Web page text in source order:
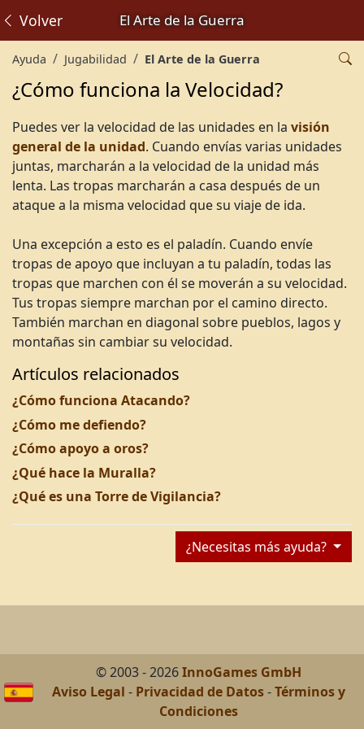
El Arte de la Guerra
Volver
Ayuda Jugabilidad El Arte de la Guerra
¿Cómo funciona la Velocidad?
Puedes ver la velocidad de las unidades en la visión
general de la unidad. Cuando envías varias unidades
juntas, marcharán a la velocidad de la unidad más
lenta. Las tropas marcharán a casa después de un
ataque a la misma velocidad que su viaje de ida.
Una excepción a esto es el paladín. Cuando envíe
tropas de apoyo que incluyan a tu paladín, todas las
tropas que marchen con él se moverán a su velocidad.
Tus tropas siempre marchan por el camino directo.
También marchan en diagonal sobre pueblos, lagos y
montañas sin cambiar su velocidad.
Artículos relacionados
¿Cómo funciona Atacando?
¿Cómo me defiendo?
¿Cómo apoyo a oros?
¿Qué hace la Muralla?
¿Qué es una Torre de Vigilancia?
¿Necesitas más ayuda?
© 2003 - 2026InnoGames GmbH
Aviso Legal - Privacidad de Datos-Términos y
Condiciones